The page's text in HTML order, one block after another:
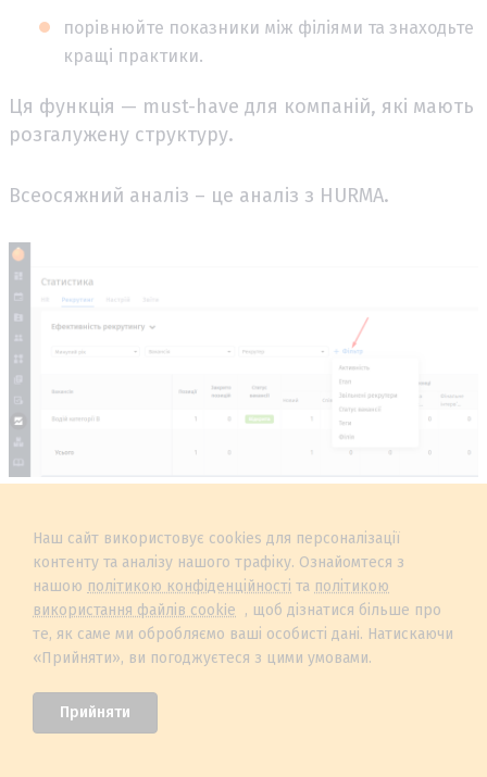
порівнюйте показники між філіями та знаходьте
кращі практики.
Ця функція — must-have для компаній, які мають
розгалужену структуру.
Всеосяжний аналіз – це аналіз з HURMA.
Ще одним важливим доповненням стала
фільтрація по тегах вакансій. Тепер користувачі
можуть сортувати та аналізувати вакансії за
будь-якими обраними параметрами: тип посади,
рівень кваліфікації кандидата, відділ чи інші
важливі критерії. Це значно спрощує роботу з
Наш сайт використовує cookies для персоналізації
контенту та аналізу нашого трафіку. Ознайомтеся з
нашою політикою конфіденційності та політикою
використання файлів cookie , щоб дізнатися більше про
те, як саме ми обробляємо ваші особисті дані. Натискаючи
«Прийняти», ви погоджуєтеся з цими умовами.
Прийняти